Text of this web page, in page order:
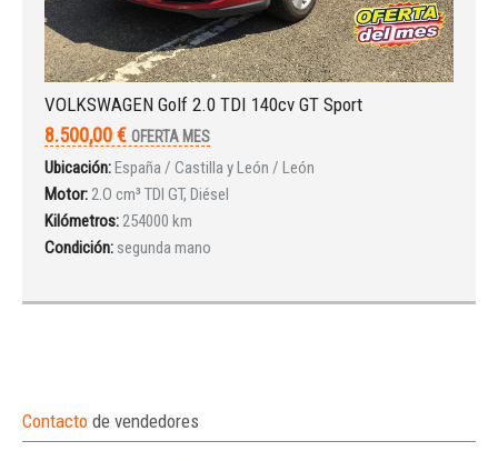
VOLKSWAGEN Golf 2.0 TDI 140cv GT Sport
8.500,00 € OFERTA MES
Ubicación:España / Castilla y León / León
Motor:2.O cm³ TDI GT, Diésel
Kilómetros:254000 km
Condición: segunda mano
Contacto de vendedores